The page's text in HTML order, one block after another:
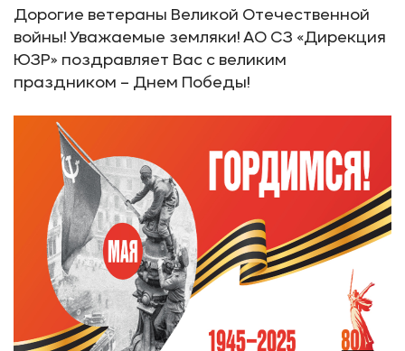
Дорогие ветераны Великой Отечественной
войны! Уважаемые земляки! АО СЗ «Дирекция
ЮЗР» поздравляет Вас с великим
праздником – Днем Победы!